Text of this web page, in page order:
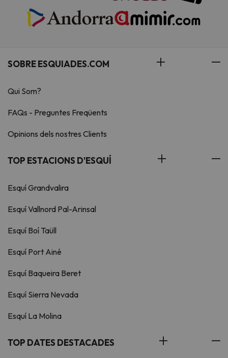
SOBRE ESQUIADES.COM
Qui Som?
FAQs - Preguntes Freqüents
Opinions dels nostres Clients
TOP ESTACIONS D'ESQUÍ
Esquí Grandvalira
Esquí Vallnord Pal-Arinsal
Esquí Boí Taüll
Esquí Port Ainé
Esquí Baqueira Beret
Esquí Sierra Nevada
Esquí La Molina
TOP DATES DESTACADES